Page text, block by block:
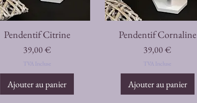
Aperçu rapide
Pendentif Citrine
Prix
39,00 €
TVA Incluse
Ajouter au panier
Aperçu rapide
Pendentif Cornaline
Prix
39,00 €
TVA Incluse
Ajouter au panier